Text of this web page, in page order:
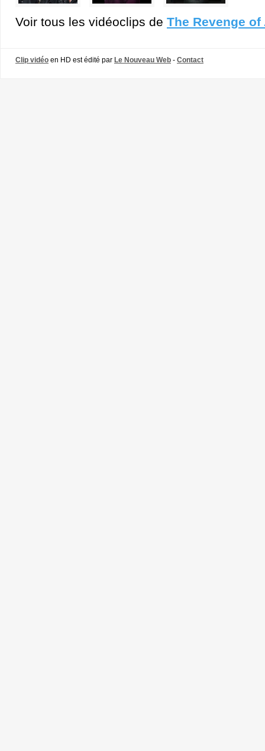
Voir tous les vidéoclips de The Revenge
Clip vidéo en HD est édité par Le Nouveau Web - Contact